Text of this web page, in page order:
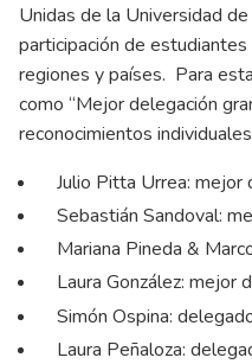
Unidas de la Universidad
participación de
regiones y países. Para
como “Mejor delegación
reconocimientos
Julio Pitta Urrea: mejor
Sebastián Sandoval:
Mariana Pineda &
Laura González: mejor
Simón Ospina:
Laura Peñaloza: